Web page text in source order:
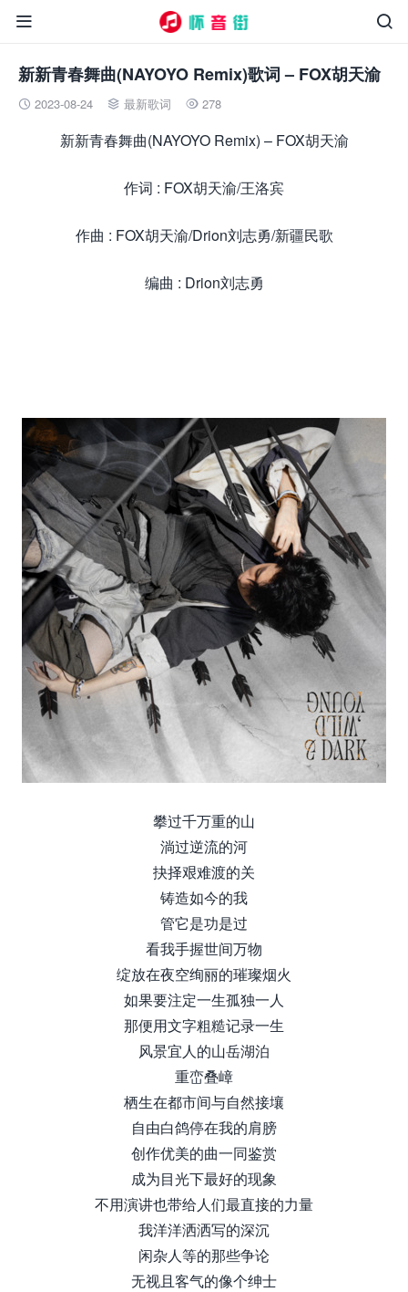


新新青春舞曲(NAYOYO Remix)歌词 – FOX胡天渝
 2023-08-24  最新歌词  278
新新青春舞曲(NAYOYO Remix) – FOX胡天渝
作词 : FOX胡天渝/王洛宾
作曲 : FOX胡天渝/Drion刘志勇/新疆民歌
编曲 : Drion刘志勇
攀过千万重的山
淌过逆流的河
抉择艰难渡的关
铸造如今的我
管它是功是过
看我手握世间万物
绽放在夜空绚丽的璀璨烟火
如果要注定一生孤独一人
那便用文字粗糙记录一生
风景宜人的山岳湖泊
重峦叠嶂
栖生在都市间与自然接壤
自由白鸽停在我的肩膀
创作优美的曲一同鉴赏
成为目光下最好的现象
不用演讲也带给人们最直接的力量
我洋洋洒洒写的深沉
闲杂人等的那些争论
无视且客气的像个绅士